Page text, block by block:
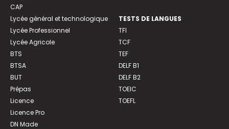
CAP
Lycée général et technologique
Lycée Professionnel
Lycée Agricole
BTS
BTSA
BUT
Prépas
Licence
Licence Pro
DN Made
TESTS DE LANGUES
TFI
TCF
TEF
DELF B1
DELF B2
TOEIC
TOEFL